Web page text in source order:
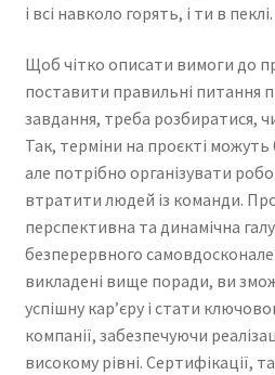
і всі навколо горять, і ти в пеклі.
Щоб чітко описати вимоги до
поставити правильні питання
завдання, треба розбиратися,
Так, терміни на проєкті
але потрібно організувати
втратити людей із команди.
перспективна та динамічна
безперервного
викладені вище поради, ви
успішну кар’єру і стати
компанії, забезпечуючи
високому рівні. Сертифікації,